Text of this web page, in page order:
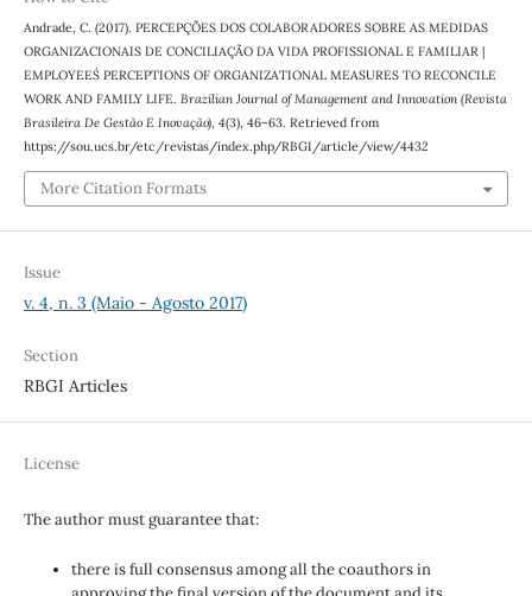
Andrade, C. (2017). PERCEPÇÕES DOS COLABORADORES SOBRE AS MEDIDAS
ORGANIZACIONAIS DE CONCILIAÇÃO DA VIDA PROFISSIONAL E FAMILIAR |
EMPLOYEES´ PERCEPTIONS OF ORGANIZATIONAL MEASURES TO RECONCILE
WORK AND FAMILY LIFE. Brazilian Journal of Management and Innovation (Revista
Brasileira De Gestão E Inovação), 4(3), 46–63. Retrieved from
https://sou.ucs.br/etc/revistas/index.php/RBGI/article/view/4432
More Citation Formats
Issue
v. 4, n. 3 (Maio - Agosto 2017)
Section
RBGI Articles
License
The author must guarantee that:
there is full consensus among all the coauthors in